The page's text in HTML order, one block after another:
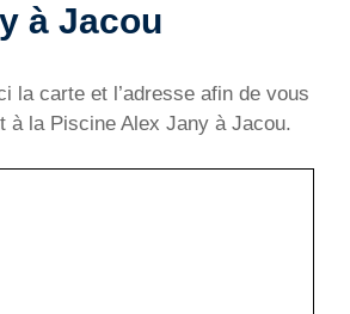
à Jacou
la carte et l’adresse afin de vous
à la Piscine Alex Jany à Jacou.